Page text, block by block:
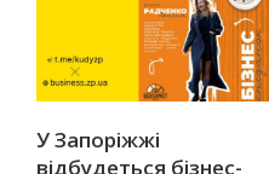
У Запоріжжі
відбудеться бізнес-